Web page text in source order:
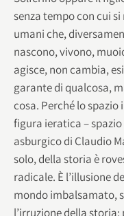
senza tempo con cui
umani che,
nascono, vivono,
agisce, non cambia,
garante di qualcosa,
cosa. Perché lo spazio
figura ieratica –
asburgico di Claudio
solo, della storia è
radicale. È l’illusione
mondo imbalsamato,
l’irruzione della